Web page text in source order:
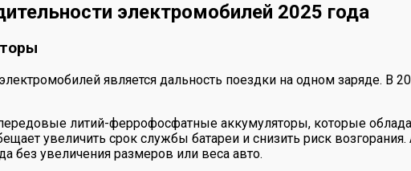
электромобилей 2025 года
является дальность поездки на одном заряде.
литий-феррофосфатные аккумуляторы, которые
увеличить срок службы батареи и снизить риск
без увеличения размеров или веса авто.